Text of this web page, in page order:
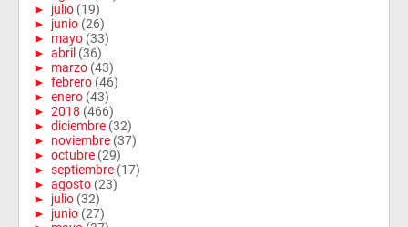
► julio (19)
► junio (26)
► mayo (33)
► abril (36)
► marzo (43)
► febrero (46)
► enero (43)
► 2018 (466)
► diciembre (32)
► noviembre (37)
► octubre (29)
► septiembre (17)
► agosto (23)
► julio (32)
► junio (27)